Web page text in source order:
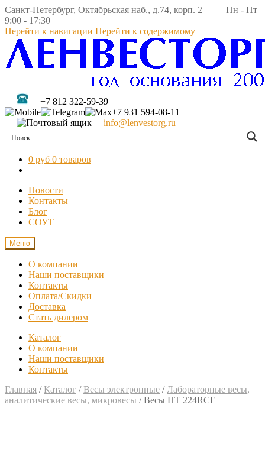
Санкт-Петербург, Октябрьская наб., д.74, корп. 2 Пн - Пт
9:00 - 17:30
Перейти к навигации Перейти к содержимому
+7 812 322-59-39
+7 931 594-08-11
info@lenvestorg.ru
0 руб 0 товаров
Новости
Контакты
Блог
СОУТ
Меню
О компании
Наши поставщики
Контакты
Оплата/Скидки
Доставка
Стать дилером
Каталог
О компании
Наши поставщики
Контакты
Главная / Каталог / Весы электронные /Лабораторные весы,
аналитические весы, микровесы /Весы HT 224RCE